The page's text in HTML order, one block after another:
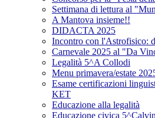
Settimana di lettura al
A Mantova insieme!!
DIDACTA 2025
Incontro con l'Astrofisico:
Carnevale 2025 al "Da
Legalità 5^A Collodi
Menu primavera/estate
Esame certificazioni
KET
Educazione alla legalità
Educazione civica